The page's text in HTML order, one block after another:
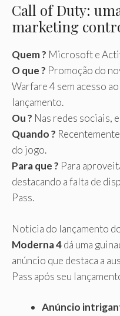
Call of Duty:
marketing
Quem ? Microsoft e
O que ? Promoção do
Warfare 4 sem acesso
lançamento.
Ou ? Nas redes sociais,
Quando ?
do jogo.
Para que ? Para
destacando a falta de
Pass.
Notícia do lançamento
Moderna 4dá uma
anúncio que destaca a
Pass após seu
Anúncio